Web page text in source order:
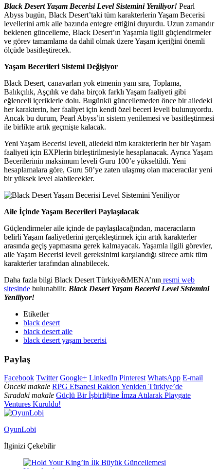
Black Desert Yaşam Becerisi Level Sistemini Yeniliyor! Pearl
Abyss bugün, Black Desert’taki tüm karakterlerin Yaşam Becerisi
levellerini artık aile bazında entegre ettiğini duyurdu. Uzun zamandır
beklenen güncelleme, Black Desert’ın Yaşamla ilgili güçlendirmeler
ve görev tamamlama da dahil olmak üzere Yaşam içeriğini önemli
ölçüde basitleştirecek.
Yaşam Becerileri Sistemi Değişiyor
Black Desert, canavarları yok etmenin yanı sıra, Toplama,
Balıkçılık, Aşçılık ve daha birçok farklı Yaşam faaliyeti gibi
eğlenceli içeriklerle dolu. Bugünkü güncellemeden önce bir ailedeki
her karakterin, her faaliyet için kendi özel beceri leveli bulunuyordu.
Ancak bu durum, Pearl Abyss’in sistem yenilemesi ve basitleştirmesi
ile birlikte artık geçmişte kalacak.
Yeni Yaşam Becerisi leveli, ailedeki tüm karakterlerin her bir Yaşam
faaliyeti için EXPlerin birleştirilmesiyle hesaplanacak. Ayrıca Yaşam
Becerilerinin maksimum leveli Guru 100’e yükseltildi. Yeni
hesaplamalara göre, Guru 50’ye zaten ulaşmış olan maceracılar yeni
bir yüksek level alabilecekler.
Aile İçinde Yaşam Becerileri Paylaşılacak
Güçlendirmeler aile içinde de paylaşılacağından, maceracıların
belirli Yaşam faaliyetlerini gerçekleştirmek için artık karakterler
arasında geçiş yapmasına gerek kalmayacak. Yaşamla ilgili görevler,
aile Yaşam Becerisi leveli gereksinimi karşılandığı sürece artık tüm
karakterler tarafından alınabilecek.
Daha fazla bilgi Black Desert Türkiye&MENA’nın resmi web
sitesinde bulunabilir. Black Desert Yaşam Becerisi Level Sistemini
Yeniliyor!
Etiketler
black desert
black desert aile
black desert yaşam becerisi
Paylaş
Facebook Twitter Google+ LinkedIn Pinterest WhatsApp E-mail
Önceki makale RPG Efsanesi Rakion Yeniden Türkiye’de
Sıradaki makale Güçlü Bir İşbirliğine İmza Atılarak Playgate
Ventures Kuruldu!
OyunLobi
İlginizi Çekebilir